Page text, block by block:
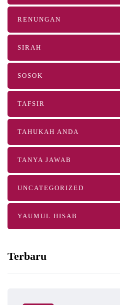
RENUNGAN
SIRAH
SOSOK
TAFSIR
TAHUKAH ANDA
TANYA JAWAB
UNCATEGORIZED
YAUMUL HISAB
Terbaru